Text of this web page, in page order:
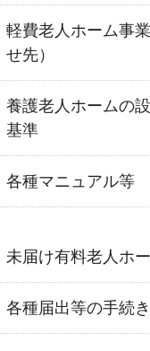
軽費老人ホーム事
せ先）
養護老人ホームの
基準
各種マニュアル等
未届け有料老人ホ
各種届出等の手続